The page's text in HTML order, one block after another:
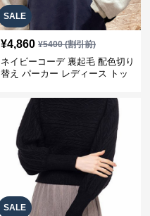
SALE
¥4,860 ¥5400(割引前)
ネイビーコーデ 裏起毛 配色切り
替え パーカー レディース トッ
SALE